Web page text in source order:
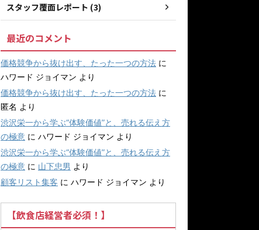
スタッフ覆面レポート (3)
最近のコメント
価格競争から抜け出す、たった一つの方法 に
ハワード ジョイマン より
価格競争から抜け出す、たった一つの方法 に
匿名 より
渋沢栄一から学ぶ“体験価値”と、売れる伝え方
の極意 に ハワード ジョイマン より
渋沢栄一から学ぶ“体験価値”と、売れる伝え方
の極意 に 山下忠男 より
顧客リスト集客 に ハワード ジョイマン より
【飲食店経営者必須！】